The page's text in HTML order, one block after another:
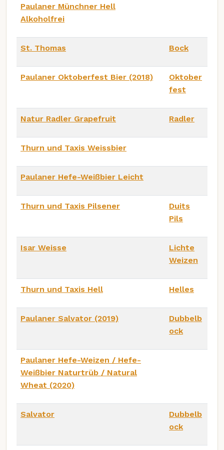
Paulaner Münchner Hell
Alkoholfrei
St. Thomas Bock
Paulaner Oktoberfest Bier (2018)
Oktober
fest
Natur Radler Grapefruit Radler
Thurn und Taxis Weissbier
Paulaner Hefe-Weißbier Leicht
Thurn und Taxis Pilsener
Duits
Pils
Isar Weisse
Lichte
Weizen
Thurn und Taxis Hell Helles
Paulaner Salvator (2019)
Dubbelb
ock
Paulaner Hefe-Weizen / Hefe-
Weißbier Naturtrüb / Natural
Wheat (2020)
Salvator
Dubbelb
ock